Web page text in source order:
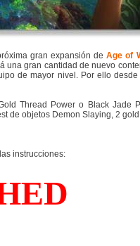
gran expansión deAge of
una gran cantidad de nuevo
de mayor nivel. Por ello
Thread Power o Black Jade
de objetos Demon Slaying, 2
instrucciones: